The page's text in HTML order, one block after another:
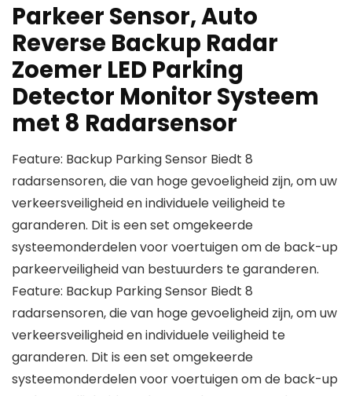
Parkeer Sensor, Auto
Reverse Backup Radar
Zoemer LED Parking
Detector Monitor Systeem
met 8 Radarsensor
Feature: Backup Parking Sensor Biedt 8
radarsensoren, die van hoge gevoeligheid zijn, om uw
verkeersveiligheid en individuele veiligheid te
garanderen. Dit is een set omgekeerde
systeemonderdelen voor voertuigen om de back-up
parkeerveiligheid van bestuurders te garanderen.
Feature: Backup Parking Sensor Biedt 8
radarsensoren, die van hoge gevoeligheid zijn, om uw
verkeersveiligheid en individuele veiligheid te
garanderen. Dit is een set omgekeerde
systeemonderdelen voor voertuigen om de back-up